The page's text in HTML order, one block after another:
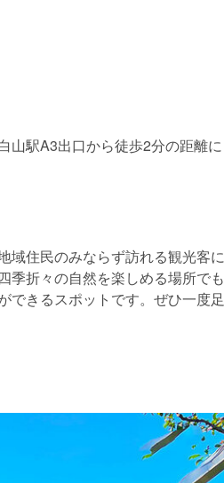
山駅A3出口から徒歩2分の距離に
域住民のみならず訪れる観光客に
季折々の自然を楽しめる場所でも
できるスポットです。ぜひ一度足